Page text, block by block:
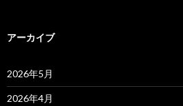
アーカイブ
2026年5月
2026年4月